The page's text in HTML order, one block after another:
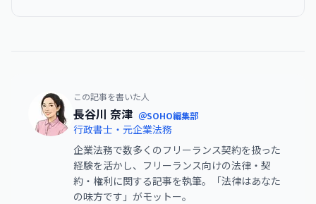
この記事を書いた人
長谷川 奈津 ＠SOHO編集部
行政書士・元企業法務
企業法務で数多くのフリーランス契約を扱った
経験を活かし、フリーランス向けの法律・契
約・権利に関する記事を執筆。「法律はあなた
の味方です」がモットー。